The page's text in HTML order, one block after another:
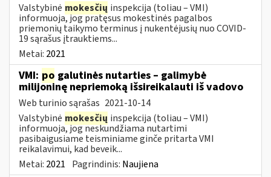
Valstybinė mokesčių inspekcija (toliau – VMI)
informuoja, jog pratęsus mokestinės pagalbos
priemonių taikymo terminus į nukentėjusių nuo COVID-
19 sąrašus įtrauktiems...
Metai: 2021
VMI: po galutinės nutarties – galimybė
milijoninę nepriemoką išsireikalauti iš vadovo
Web turinio sąrašas 2021-10-14
Valstybinė mokesčių inspekcija (toliau – VMI)
informuoja, jog neskundžiama nutartimi
pasibaigusiame teisminiame ginče pritarta VMI
reikalavimui, kad beveik...
Metai: 2021 Pagrindinis: Naujiena